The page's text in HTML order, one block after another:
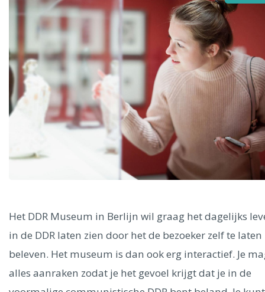
Alle steden
Phoenix
Het DDR Museum in Berlijn wil graag het dagelijks
in de DDR laten zien door het de bezoeker zelf te laten
beleven. Het museum is dan ook erg interactief. Je
alles aanraken zodat je het gevoel krijgt dat je in de